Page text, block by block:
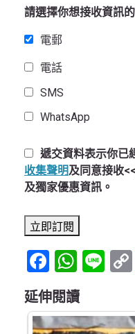
請選擇你想接收資訊
電郵
電話
SMS
WhatsApp
遞交資料表示你已
收集聲明及同意接收
及獨家優惠資訊。
延伸閱讀